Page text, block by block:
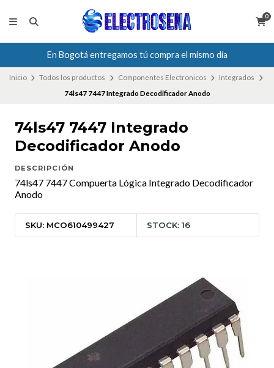
0
En Bogotá entregamos tú compra el mismo día
Inicio Todos los productos Componentes Electronicos
Integrados
74ls47 7447 Integrado Decodificador Anodo
74ls47 7447 Integrado
Decodificador Anodo
DESCRIPCIÓN
74ls47 7447 Compuerta Lógica Integrado Decodificador
Anodo
SKU: MCO610499427 STOCK: 16